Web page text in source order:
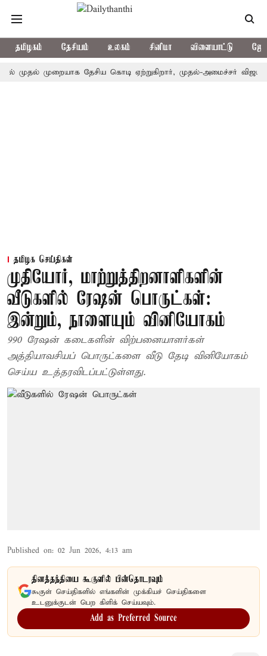
தமிழகம் தேசியம் உலகம் சினிமா விளையாட்டு
முறையாக தேசிய கொடி ஏற்றுகிறார், முதல்-அமைச்சர் விஜய்!
தமிழக செய்திகள்
முதியோர், மாற்றுத்திறனாளிகளின்
வீடுகளில் ரேஷன் பொருட்கள்:
இன்றும், நாளையும் வினியோகம்
990 ரேஷன் கடைகளின் விற்பனையாளர்கள்
அத்தியாவசியப் பொருட்களை வீடு தேடி வினியோகம்
செய்ய உத்தரவிடப்பட்டுள்ளது.
Published on: 02 Jun 2026, 4:13 am
தினத்தந்தியை கூகுளில் பின்தொடரவும்
கூகுள் செய்திகளில் எங்களின் முக்கியச் செய்திகளை
உடனுக்குடன் பெற கிளிக் செய்யவும்.
Add as Preferred Source